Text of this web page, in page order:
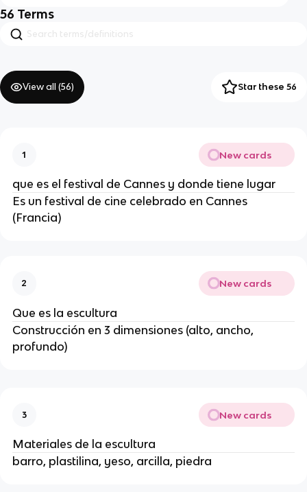
56 Terms
View all (56) Star these 56
1 New cards
que es el festival de Cannes y donde tiene lugar
Es un festival de cine celebrado en Cannes
(Francia)
2 New cards
Que es la escultura
Construcción en 3 dimensiones (alto, ancho,
profundo)
3 New cards
Materiales de la escultura
barro, plastilina, yeso, arcilla, piedra